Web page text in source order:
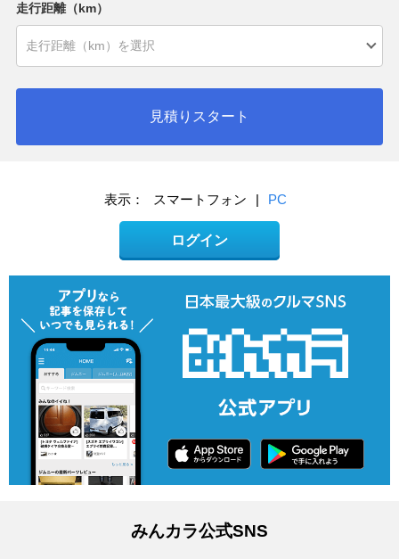
走行距離（km）
見積りスタート
表示： スマートフォン | PC
ログイン
みんカラ公式SNS